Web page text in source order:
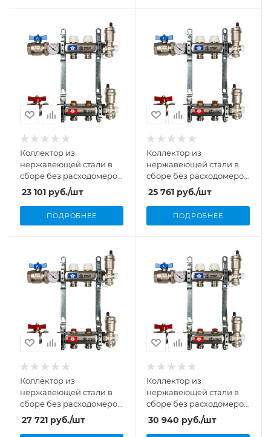
Коллектор из
нержавеющей стали в
сборе без расходомеров
23 101 руб./шт
ПОДРОБНЕЕ
Коллектор из
нержавеющей стали в
сборе без расходомеров
1"/3/4"x4 вых. Stout
25 761 руб./шт
ПОДРОБНЕЕ
Коллектор из
нержавеющей стали в
сборе без расходомеров
1"/3/4"x5 вых. Stout
27 721 руб./шт
Коллектор из
нержавеющей стали в
сборе без расходомеров
1"/3/4"x6 вых. Stout
30 940 руб./шт